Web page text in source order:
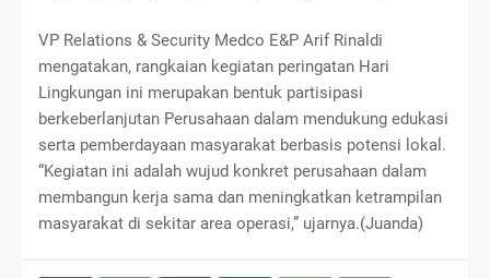
VP Relations & Security Medco E&P Arif Rinaldi
mengatakan, rangkaian kegiatan peringatan Hari
Lingkungan ini merupakan bentuk partisipasi
berkeberlanjutan Perusahaan dalam mendukung edukasi
serta pemberdayaan masyarakat berbasis potensi lokal.
“Kegiatan ini adalah wujud konkret perusahaan dalam
membangun kerja sama dan meningkatkan ketrampilan
masyarakat di sekitar area operasi,” ujarnya.(Juanda)